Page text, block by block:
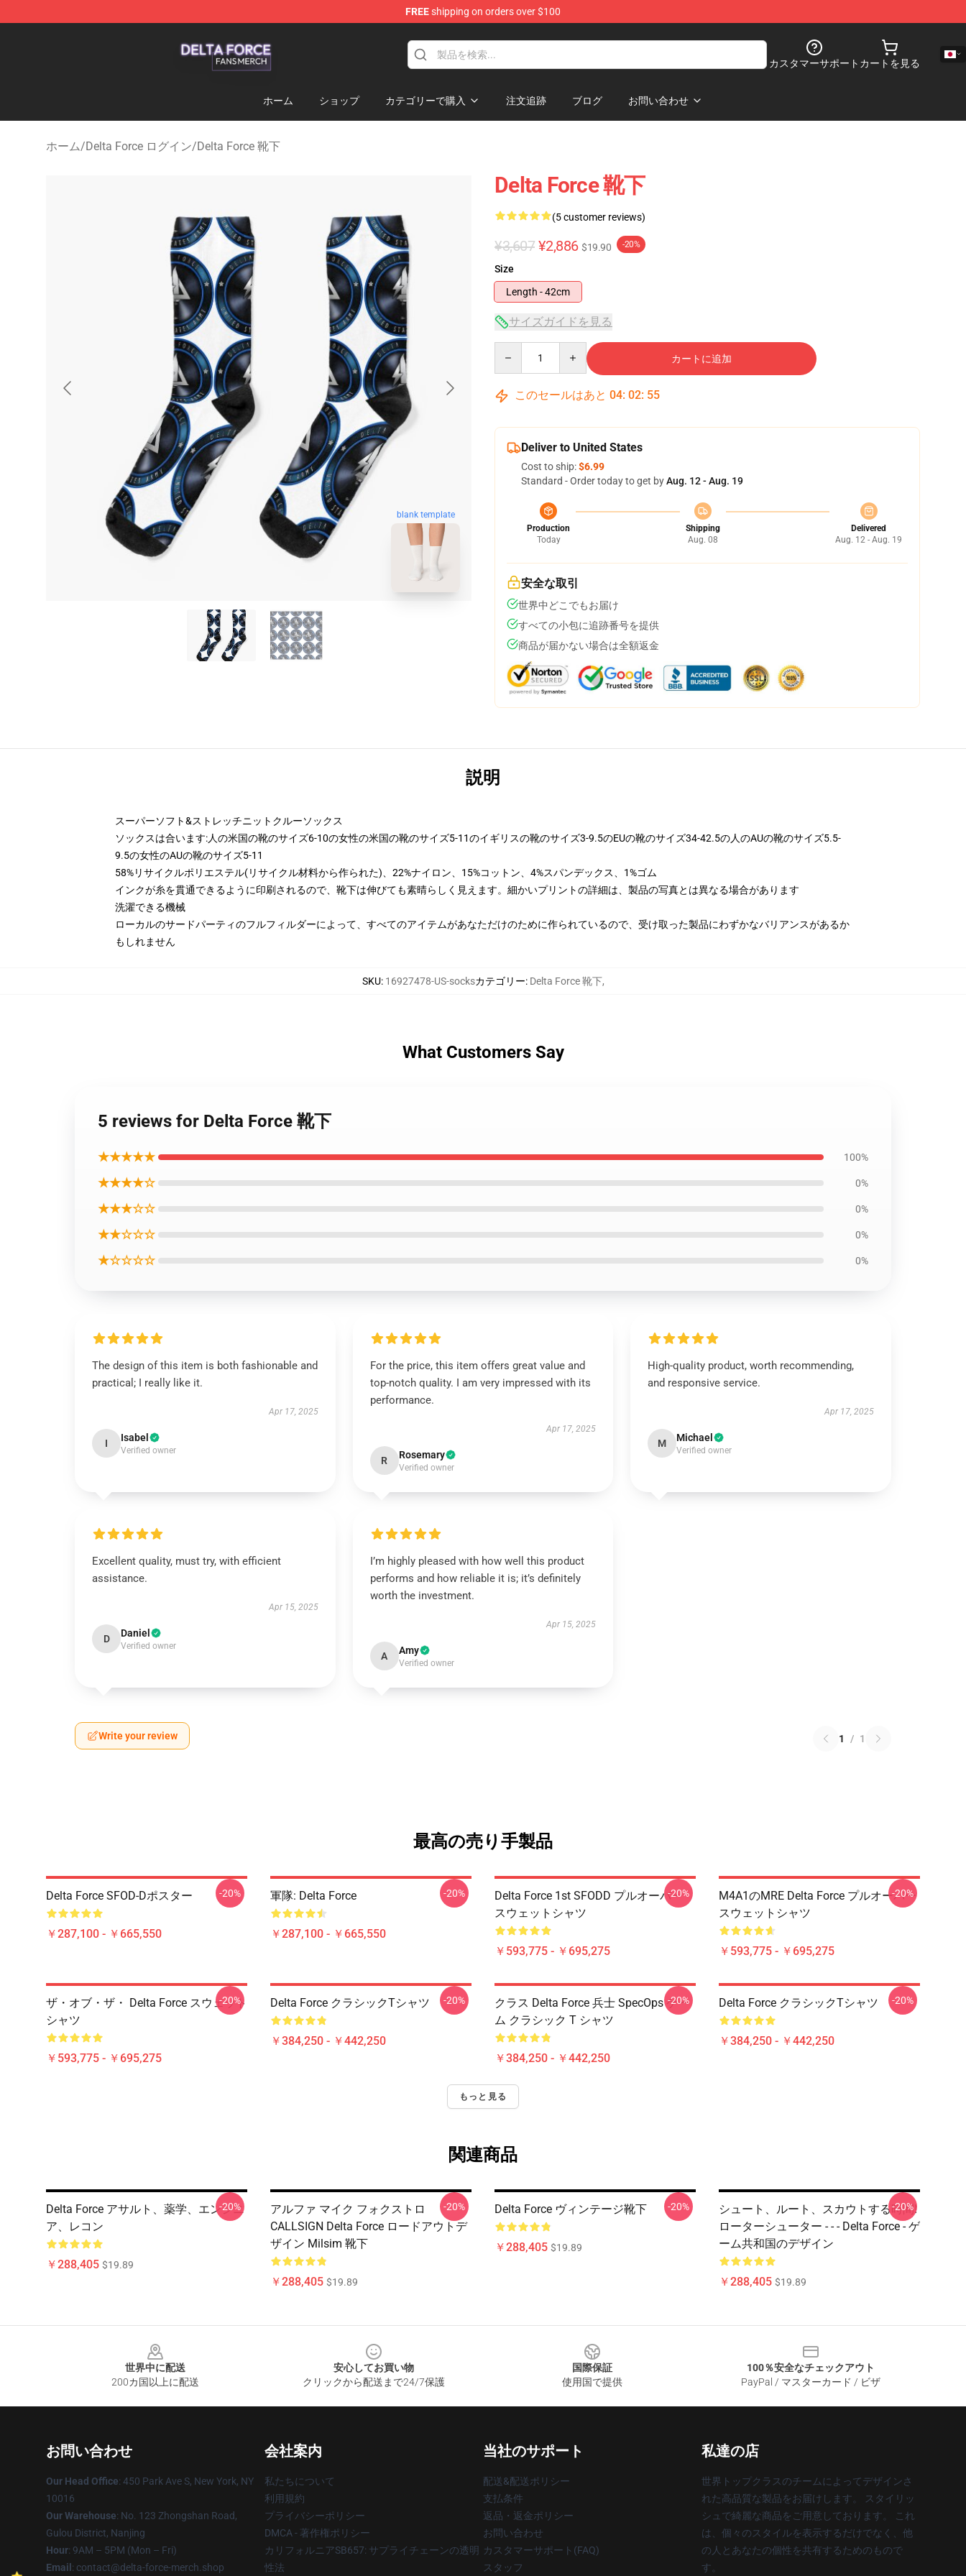
FREEshipping on orders over $100
カスタマーサポート カートを見る
ホーム ショップ カテゴリーで購入 注文追跡 ブログ お問い合わせ
ホーム/Delta Force ログイン/Delta Force 靴下
blank template
Delta Force 靴下
(5 customer reviews)
¥3,607 ¥2,886 $19.90 -20%
Size
Length - 42cm
サイズガイドを見る
カートに追加
このセールはあと 04: 02: 54
Deliver to United States
Cost to ship:$6.99
Standard - Order today to get byAug. 12 - Aug. 19
Production
Today
Shipping
Aug. 08
Delivered
Aug. 12 - Aug. 19
安全な取引
世界中どこでもお届け
すべての小包に追跡番号を提供
商品が届かない場合は全額返金
説明
スーパーソフト&ストレッチニットクルーソックス
ソックスは合います:人の米国の靴のサイズ6-10の女性の米国の靴のサイズ5-11のイギリスの靴のサイズ3-9.5のEUの靴のサイズ34-42.5の人のAUの靴のサイズ5.5-
9.5の女性のAUの靴のサイズ5-11
58%リサイクルポリエステル(リサイクル材料から作られた)、22%ナイロン、15%コットン、4%スパンデックス、1%ゴム
インクが糸を貫通できるように印刷されるので、靴下は伸びても素晴らしく見えます。細かいプリントの詳細は、製品の写真とは異なる場合があります
洗濯できる機械
ローカルのサードパーティのフルフィルダーによって、すべてのアイテムがあなただけのために作られているので、受け取った製品にわずかなバリアンスがあるか
もしれません
SKU: 16927478-US-socksカテゴリー: Delta Force 靴下,
What Customers Say
5 reviews for Delta Force 靴下
★★★★★ 100%
★★★★☆ 0%
★★★☆☆ 0%
★★☆☆☆ 0%
★☆☆☆☆ 0%
The design of this item is both fashionable and
practical; I really like it.
Apr 17, 2025
I Isabel
Verified owner
For the price, this item offers great value and
top-notch quality. I am very impressed with its
performance.
Apr 17, 2025
R Rosemary
Verified owner
High-quality product, worth recommending,
and responsive service.
Apr 17, 2025
M Michael
Verified owner
Excellent quality, must try, with efficient
assistance.
Apr 15, 2025
D Daniel
Verified owner
I’m highly pleased with how well this product
performs and how reliable it is; it’s definitely
worth the investment.
Apr 15, 2025
A Amy
Verified owner
Write your review 1 / 1
最高の売り手製品
Delta Force SFOD-Dポスター
￥287,100 - ￥665,550
-20% 軍隊: Delta Force
￥287,100 - ￥665,550
-20%
Delta Force 1st SFODD プルオーバー
スウェットシャツ
￥593,775 - ￥695,275
-20%
M4A1のMRE Delta Force プルオーバー
スウェットシャツ
￥593,775 - ￥695,275
-20%
ザ・オブ・ザ・ Delta Force スウェット
シャツ
￥593,775 - ￥695,275
-20% Delta Force クラシックTシャツ
￥384,250 - ￥442,250
-20%
クラス Delta Force 兵士 SpecOps ゲー
ム クラシック T シャツ
￥384,250 - ￥442,250
-20% Delta Force クラシックTシャツ
￥384,250 - ￥442,250
-20%
もっと見る
関連商品
Delta Force アサルト、薬学、エンジニ
ア、レコン
￥288,405 $19.89
-20%
アルファ マイク フォクストロ
CALLSIGN Delta Force ロードアウトデ
ザイン Milsim 靴下
￥288,405 $19.89
-20% Delta Force ヴィンテージ靴下
￥288,405 $19.89
-20%
シュート、ルート、スカウトする時間!
ローターシューター - - - Delta Force - ゲ
ーム共和国のデザイン
￥288,405 $19.89
-20%
世界中に配送
200カ国以上に配送
安心してお買い物
クリックから配送まで24/7保護
国際保証
使用国で提供
100％安全なチェックアウト
PayPal / マスターカード / ビザ
お問い合わせ
Our Head Office: 450 Park Ave S, New York, NY
10016
Our Warehouse: No. 123 Zhongshan Road,
Gulou District, Nanjing
Hour: 9AM – 5PM (Mon – Fri)
Email : contact@delta-force-merch.shop
会社案内
私たちについて
利用規約
プライバシーポリシー
DMCA - 著作権ポリシー
カリフォルニアSB657: サプライチェーンの透明
性法
当社のサポート
配送&配送ポリシー
支払条件
返品・返金ポリシー
お問い合わせ
カスタマーサポート(FAQ)
スタッフ
私達の店
世界トップクラスのチームによってデザインさ
れた高品質な製品をお届けします。 スタイリッ
シュで綺麗な商品をご用意しております。 これ
は、個々のスタイルを表示するだけでなく、他
の人とあなたの個性を共有するためのもので
す。